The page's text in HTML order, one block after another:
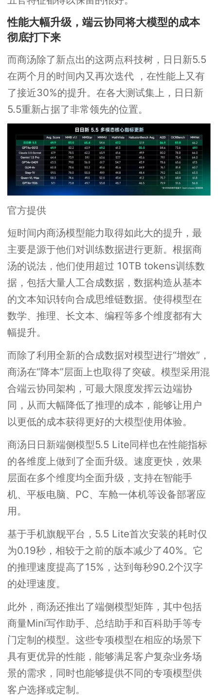
性能大幅升级，端云协同将大模型的成本
彻底打下来
而商汤除了新点出的这两点科技树，日日新5.5
在两个月的时间内又再次迭代 ，在性能上又有
了接近30%的提升。在各大测试集上，日日新
5.5重新占据了非常领先的位置。
官方提供
短时间内商汤模型能力取得如此大的提升，最
主要是源于他们对训练数据进行更新。根据商
汤的说法，他们使用超过 10TB tokens训练数
据，包括大量人工合成数据，数据构造从基本
的文本知识转向合成思维链数据。使得模型在
数学、推理、长文本、编程等多个维度都有大
幅提升。
而除了利用全新的合成数据对模型进行“增效”，
商汤在“降本”层面上也取得了突破。模型采用混
合端云协同架构，可最大限度发挥云边端协
同，从而大幅降低了推理的成本，能够让用户
以更低的成本获得更好的大模型使用体验。
商汤日日新端侧模型5.5 Lite同样也在性能指标
的各维度上做到了全面升级。速度更快，效果
层面在多个维度均全面升级，支持在智能手
机、平板电脑、PC、车舱一体机等设备部署应
用。
基于手机旗舰平台，5.5 Lite首次安装的耗时仅
为0.19秒，相较于之前的版本减少了40%。它
的推理速度提高了15%，达到每秒90.2个汉字
的处理速度。
此外，商汤还推出了端侧模型矩阵，其中包括
商量Mini写作助手、总结助手和百科助手等专
门定制的模型。这些专项模型在相应的场景下
具有更优异的性能，能够满足客户复杂业务场
景的需求，同时也能够提供不同的专项模型供
客户选择或定制。